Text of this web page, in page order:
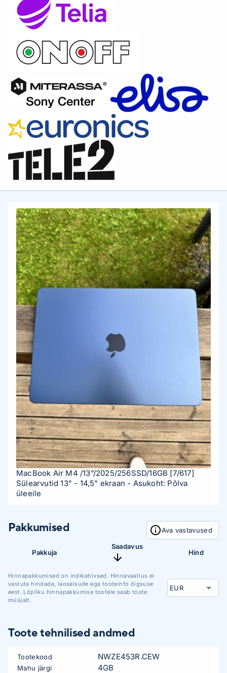
MacBook Air M4 /13”/2025/256SSD/16GB [7/617]
Sülearvutid 13" - 14,5" ekraan - Asukoht: Põlva
üleeile
Pakkumised Ava vastavused
Pakkuja
Saadavus
Hind
Hinnapakkumised on indikatiivsed. Hinnavaatlus ei
vastuta hindade, laoseisude ega tooteinfo õigsuse
eest. Lõpliku hinnapakkumise tootele saab toote
müüjalt.
Toote tehnilised andmed
Tootekood NWZE453R.CEW
Mahu järgi 4GB